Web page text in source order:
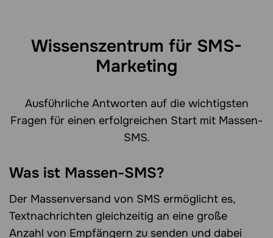
Wissenszentrum für SMS-
Marketing
Ausführliche Antworten auf die wichtigsten
Fragen für einen erfolgreichen Start mit Massen-
SMS.
Was ist Massen-SMS?
Der Massenversand von SMS ermöglicht es,
Textnachrichten gleichzeitig an eine große
Anzahl von Empfängern zu senden und dabei